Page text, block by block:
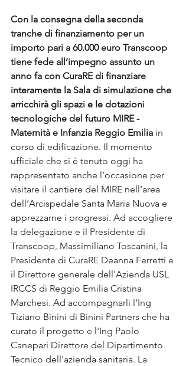
Con la consegna della seconda
tranche di finanziamento per un
importo pari a 60.000 euro Transcoop
tiene fede all’impegno assunto un
anno fa con CuraRE di finanziare
interamente la Sala di simulazione che
arricchirà gli spazi e le dotazioni
tecnologiche del futuro MIRE -
Maternità e Infanzia Reggio Emilia in
corso di edificazione. Il momento
ufficiale che si è tenuto oggi ha
rappresentato anche l’occasione per
visitare il cantiere del MIRE nell’area
dell’Arcispedale Santa Maria Nuova e
apprezzarne i progressi. Ad accogliere
la delegazione e il Presidente di
Transcoop, Massimiliano Toscanini, la
Presidente di CuraRE Deanna Ferretti e
il Direttore generale dell'Azienda USL
IRCCS di Reggio Emilia Cristina
Marchesi. Ad accompagnarli l'Ing
Tiziano Binini di Binini Partners che ha
curato il progetto e l'Ing Paolo
Canepari Direttore del Dipartimento
Tecnico dell'azienda sanitaria. La